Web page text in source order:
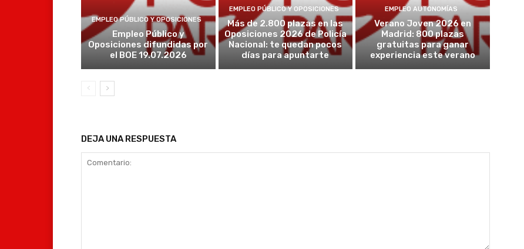
EMPLEO PÚBLICO Y OPOSICIONES
Empleo Público y
Oposiciones difundidas por
el BOE 19.07.2026
EMPLEO PÚBLICO Y OPOSICIONES
Más de 2.800 plazas en las
Oposiciones 2026 de Policía
Nacional: te quedan pocos
días para apuntarte
EMPLEO AUTONOMÍAS
Verano Joven 2026 en
Madrid: 800 plazas
gratuitas para ganar
experiencia este verano
DEJA UNA RESPUESTA